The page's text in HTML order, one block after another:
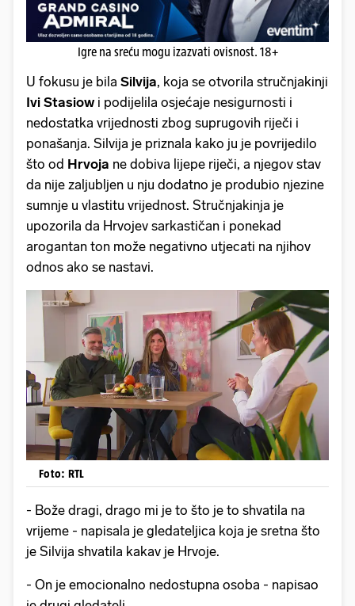
Igre na sreću mogu izazvati ovisnost. 18+
U fokusu je bila Silvija, koja se otvorila stručnjakinji
Ivi Stasiow i podijelila osjećaje nesigurnosti i
nedostatka vrijednosti zbog suprugovih riječi i
ponašanja. Silvija je priznala kako ju je povrijedilo
što od Hrvoja ne dobiva lijepe riječi, a njegov stav
da nije zaljubljen u nju dodatno je produbio njezine
sumnje u vlastitu vrijednost. Stručnjakinja je
upozorila da Hrvojev sarkastičan i ponekad
arogantan ton može negativno utjecati na njihov
odnos ako se nastavi.
Foto: RTL
- Bože dragi, drago mi je to što je to shvatila na
vrijeme - napisala je gledateljica koja je sretna što
je Silvija shvatila kakav je Hrvoje.
- On je emocionalno nedostupna osoba - napisao